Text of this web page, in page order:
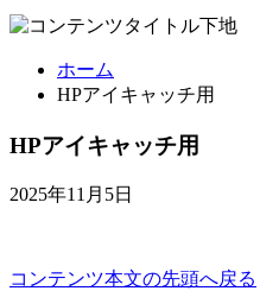
ホーム
HPアイキャッチ用
HPアイキャッチ用
2025年11月5日
コンテンツ本文の先頭へ戻る